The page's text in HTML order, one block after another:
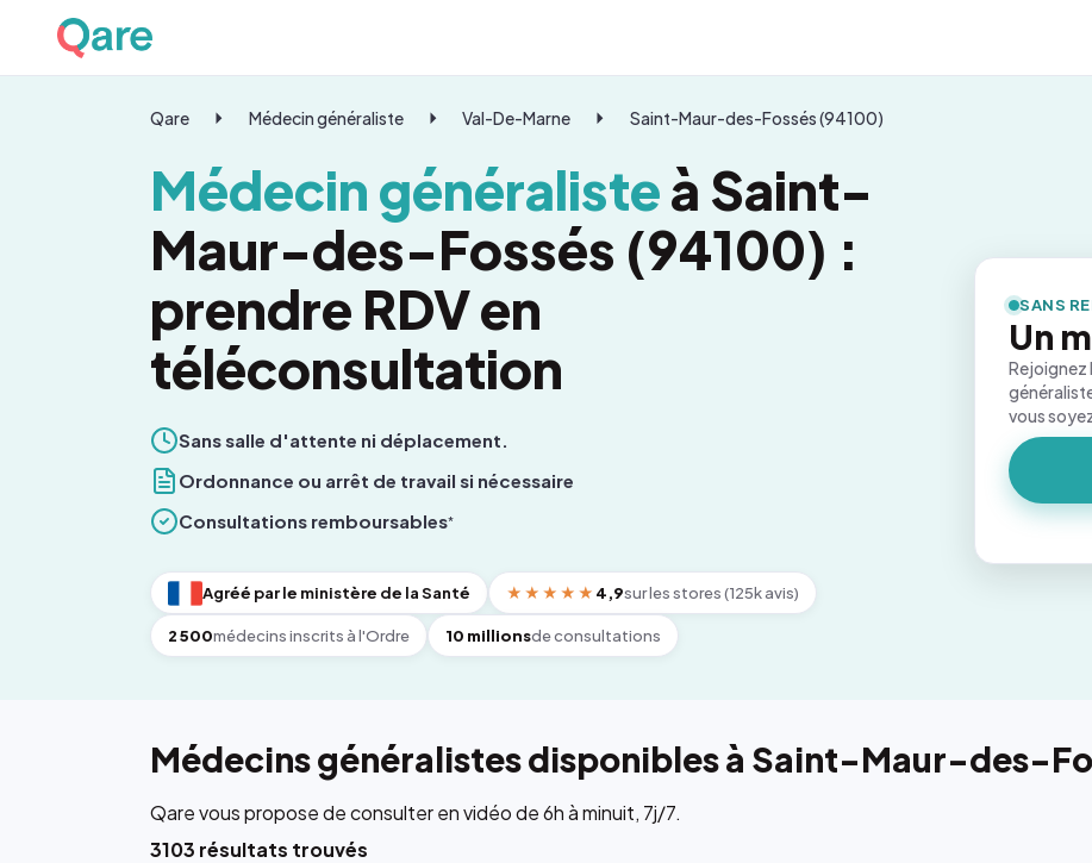
Qare Médecin généraliste Val-De-Marne Saint-Maur-des-Fossés (94100)
Médecin généralisteà Saint-
Maur-des-Fossés (94100) :
prendre RDV en
téléconsultation
Sans salle d'attente ni déplacement.
Ordonnance ou arrêt de travail si nécessaire
Consultations remboursables*
Agréé par le ministère de la Santé ★★★★★ 4,9sur les stores (125k avis)
2 500médecins inscrits à l'Ordre 10 millionsde consultations
SANS
Un
Rejoignez
vous
Médecins généralistes disponibles à Saint-Maur-des-
Qare vous propose de consulter en vidéo de 6h à minuit, 7j/7.
3103 résultats trouvés